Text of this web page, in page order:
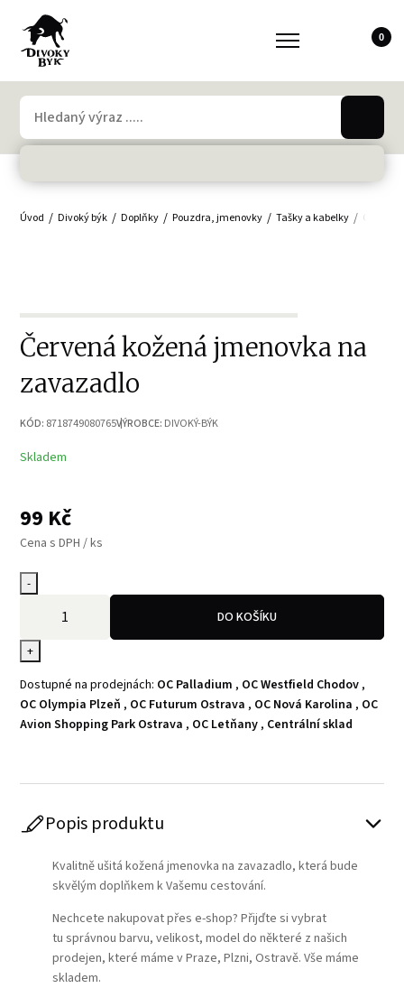
0
Úvod Divoký býk Doplňky Pouzdra, jmenovky Tašky a kabelky
Červená kožená jmenovka na
zavazadlo
KÓD: 8718749080765VÝROBCE: DIVOKÝ-BÝK
Skladem
99 Kč
Cena s DPH / ks
-
+
DO KOŠÍKU
Dostupné na prodejnách: OC Palladium , OC Westfield Chodov ,
OC Olympia Plzeň , OC Futurum Ostrava , OC Nová Karolina , OC
Avion Shopping Park Ostrava , OC Letňany , Centrální sklad
Popis produktu
Kvalitně ušitá kožená jmenovka na zavazadlo, která bude
skvělým doplňkem k Vašemu cestování.
Nechcete nakupovat přes e-shop? Přijďte si vybrat
tu správnou barvu, velikost, model do některé z našich
prodejen, které máme v Praze, Plzni, Ostravě. Vše máme
skladem.